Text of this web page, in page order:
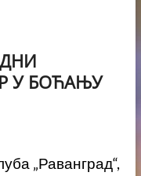
У БОЋАЊУ
„Раванград“,